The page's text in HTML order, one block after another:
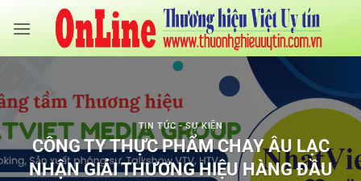
qua
TIN TỨC - SỰ KIỆN
CÔNG TY THỰC PHẨM CHAY ÂU LẠC
NHẬN GIẢI THƯƠNG HIỆU HÀNG ĐẦU